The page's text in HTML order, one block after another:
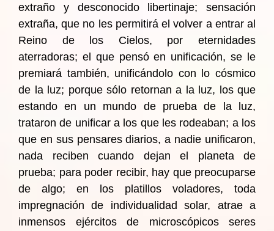
extraño y desconocido libertinaje; sensación
extraña, que no les permitirá el volver a entrar al
Reino de los Cielos, por eternidades
aterradoras; el que pensó en unificación, se le
premiará también, unificándolo con lo cósmico
de la luz; porque sólo retornan a la luz, los que
estando en un mundo de prueba de la luz,
trataron de unificar a los que les rodeaban; a los
que en sus pensares diarios, a nadie unificaron,
nada reciben cuando dejan el planeta de
prueba; para poder recibir, hay que preocuparse
de algo; en los platillos voladores, toda
impregnación de individualidad solar, atrae a
inmensos ejércitos de microscópicos seres